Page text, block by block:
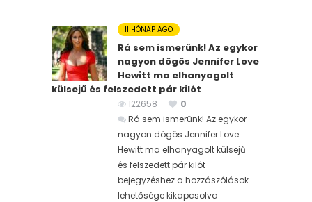
11 HÓNAP AGO
Rá sem ismerünk! Az egykor
nagyon dögös Jennifer Love
Hewitt ma elhanyagolt
külsejű és felszedett pár kilót
122658
0
Rá sem ismerünk! Az egykor
nagyon dögös Jennifer Love
Hewitt ma elhanyagolt külsejű
és felszedett pár kilót
bejegyzéshez a hozzászólások
lehetősége kikapcsolva